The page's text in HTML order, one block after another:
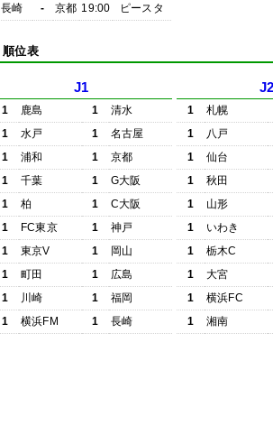
長崎
- 京都 19:00 ピースタ
順位表
J1
1 鹿島 1
清水
1
水戸 1
名古屋
1
浦和 1
京都
1
千葉 1
G大阪
1
柏 1
C大阪
1
FC東京 1
神戸
1
東京V 1
岡山
1
町田 1
広島
1
川崎 1
福岡
1
横浜FM 1 長崎
1
札幌
1
八戸
1
仙台
1
秋田
1
山形
1
いわき
1
栃木C
1
大宮
1
横浜FC
1
湘南